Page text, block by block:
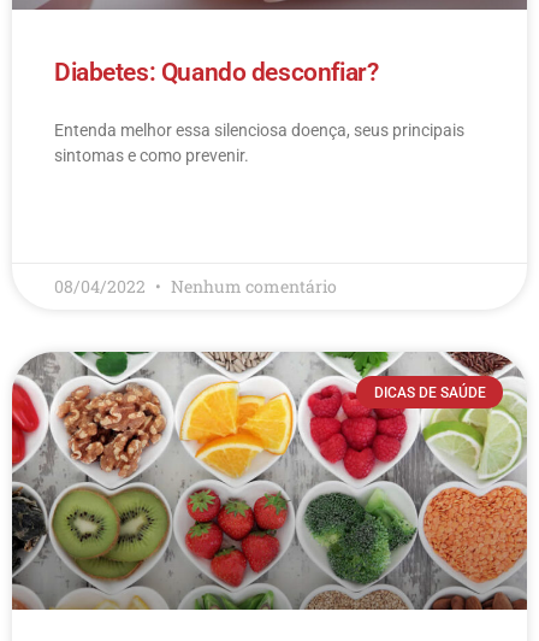
Diabetes: Quando desconfiar?
Entenda melhor essa silenciosa doença, seus principais
sintomas e como prevenir.
08/04/2022 Nenhum comentário
DICAS DE SAÚDE